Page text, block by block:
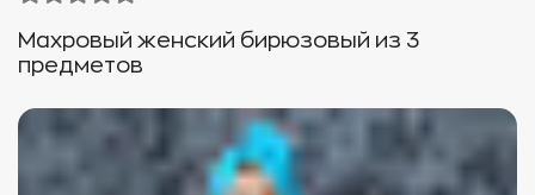
Махровый женский бирюзовый из 3
предметов